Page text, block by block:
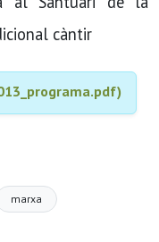
càntir
marxa